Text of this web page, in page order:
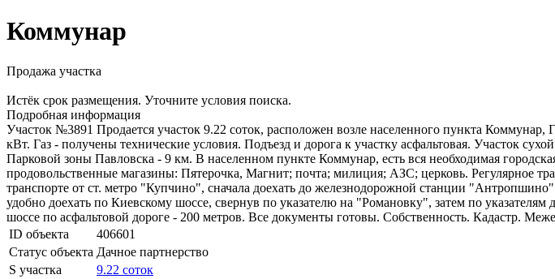
Коммунар
Продажа участка
Истёк срок размещения. Уточните условия поиска.
Подробная информация
Участок №3891 Продается участок 9.22 соток, расположен возле населенного пункта
кВт. Газ - получены технические условия. Подъезд и дорога к участку асфальтовая. Участок
Парковой зоны Павловска - 9 км. В населенном пункте Коммунар, есть вся необходимая
продовольственные магазины: Пятерочка, Магнит; почта; милиция; АЗС; церковь. Регулярное
транспорте от ст. метро "Купчино", сначала доехать до железнодорожной станции
удобно доехать по Киевскому шоссе, свернув по указателю на "Романовку", затем по
шоссе по асфальтовой дороге - 200 метров. Все документы готовы. Собственность. Кадастр.
ID объекта
406601
Статус объекта Дачное партнерство
S участка
9.22 соток